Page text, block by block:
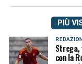
PIÙ
Strega,
con la